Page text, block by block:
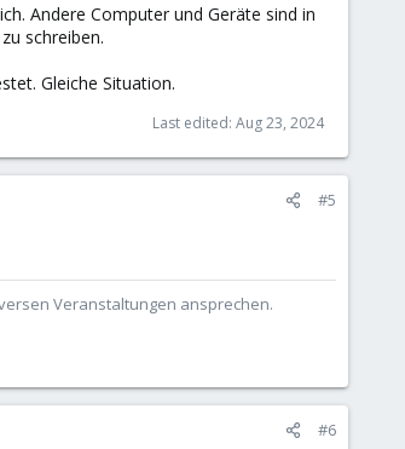
Andere Computer und Geräte sind in
schreiben.
Gleiche Situation.
Last edited: Aug 23, 2024
#5
Veranstaltungen ansprechen.
#6